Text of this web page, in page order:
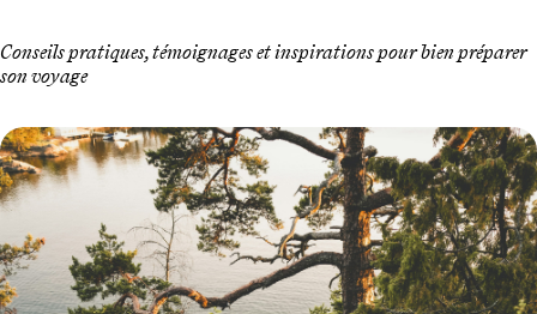
Conseils pratiques, témoignages et inspirations pour bien préparer
son voyage